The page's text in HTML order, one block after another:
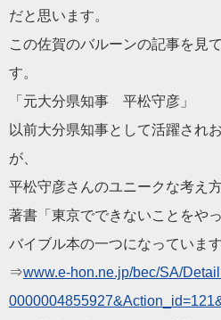
だと思います。
この佐賀のバルーンの記事を見
す。
「元大分県知事 平松守彦」
以前大分県知事として活躍され
が、
平松守彦さんのユニークな考え
著書「東京でできないことをや
バイブル本の一つになっています
⇒www.e-hon.ne.jp/bec/SA/